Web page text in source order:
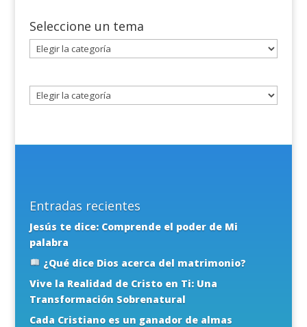
Seleccione un tema
Seleccione
un
Entradas recientes
Jesús te dice: Comprende el poder de Mi
palabra
¿Qué dice Dios acerca del matrimonio?
Vive la Realidad de Cristo en Ti: Una
Transformación Sobrenatural
Cada Cristiano es un ganador de almas